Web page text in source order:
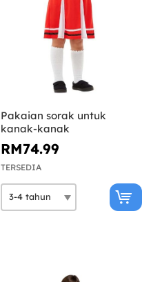
Pakaian sorak untuk
kanak-kanak
RM74.99
TERSEDIA